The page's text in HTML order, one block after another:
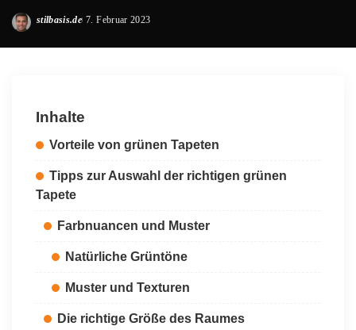
Posted
stilbasis.de 7. Februar 2023
Inhalte
Vorteile von grünen Tapeten
Tipps zur Auswahl der richtigen grünen
Tapete
Farbnuancen und Muster
Natürliche Grüntöne
Muster und Texturen
Die richtige Größe des Raumes